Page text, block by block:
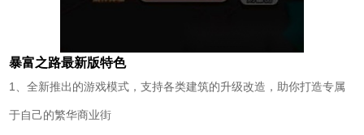
暴富之路最新版特色
1、全新推出的游戏模式，支持各类建筑的升级改造，助你打造专属
于自己的繁华商业街